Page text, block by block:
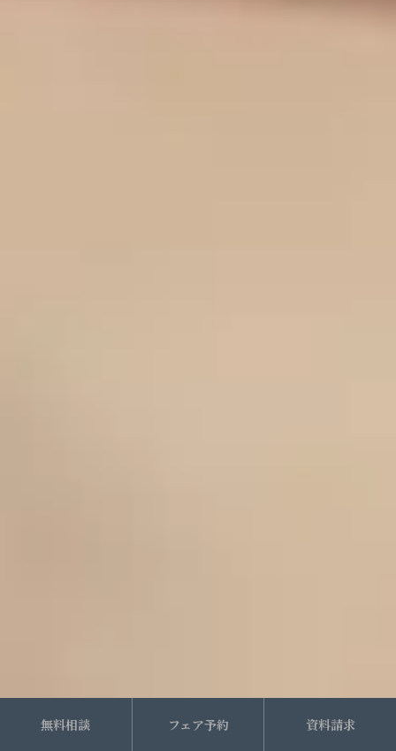
無料相談 フェア予約 資料請求